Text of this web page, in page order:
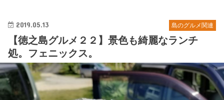
島のグルメ関連
2019.05.13
【徳之島グルメ２２】景色も綺麗なランチ
処。フェニックス。